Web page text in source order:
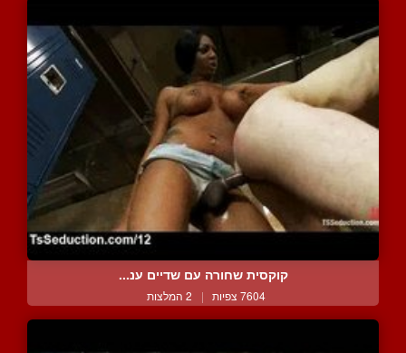
קוקסית שחורה עם שדיים ענ...
7604 צפיות | 2 המלצות